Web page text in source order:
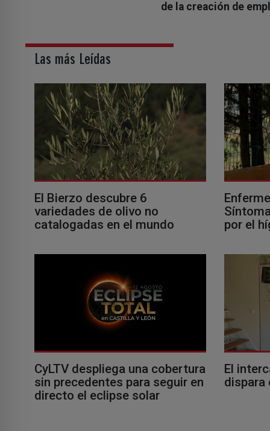
de la creación de
Las más Leídas
El Bierzo descubre 6
variedades de olivo no
catalogadas en el mundo
por el
CyLTV despliega una cobertura
sin precedentes para seguir en
directo el eclipse solar
El
dispara